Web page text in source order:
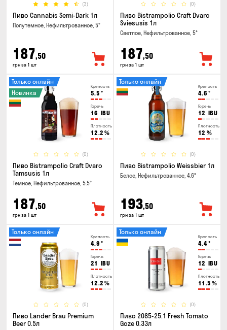
(3)
Пиво Cannabis Semi-Dark 1л
Полутемное, Нефильтрованное, 5°
187,50
грн за 1 шт
(0)
Пиво Bistrampolio Craft Dvaro
Sviesusis 1л
Светлое, Нефильтрованное, 5°
187,50
грн за 1 шт
Крепость
5.5 °
Горечь
16 IBU
Плотность
12.2 %
(0)
Только онлайн
Новинка
Пиво Bistrampolio Craft Dvaro
Tamsusis 1л
Темное, Нефильтрованное, 5.5°
187,50
грн за 1 шт
Крепость
4.6 °
Горечь
12 IBU
Плотность
12 %
(0)
Только онлайн
Пиво Bistrampolio Weissbier 1л
Белое, Нефильтрованное, 4.6°
193,50
грн за 1 шт
Крепость
4.9 °
Горечь
21 IBU
Плотность
12.2 %
(0)
Только онлайн
Пиво Lander Brau Premium
Beer 0.5л
Крепость
4.4°
Горечь
12 IBU
Плотность
11.5 %
(0)
Только онлайн
Пиво 2085-25.1 Fresh Tomato
Goze 0.33л